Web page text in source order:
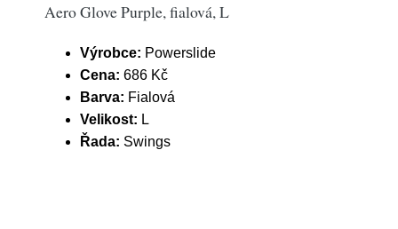
Aero Glove Purple, fialová, L
Výrobce: Powerslide
Cena: 686 Kč
Barva: Fialová
Velikost: L
Řada: Swings